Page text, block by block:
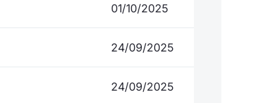
01/10/2025
24/09/2025
24/09/2025